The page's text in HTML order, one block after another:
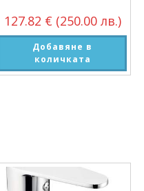
127.82 € (250.00 лв.)
Добавяне в
количката